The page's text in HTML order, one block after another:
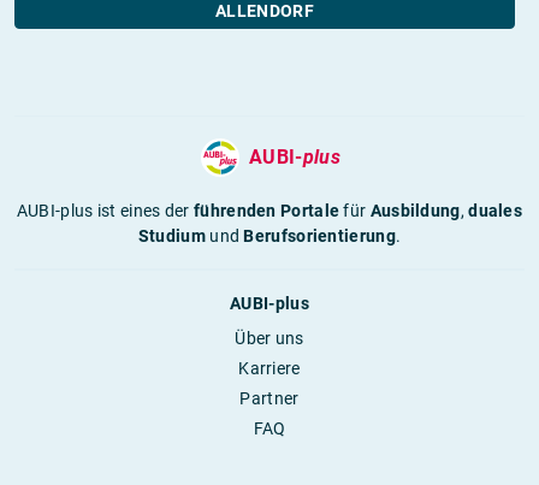
ALLENDORF
AUBI-plus
AUBI-plus ist eines derführenden Portalefür Ausbildung,duales
StudiumundBerufsorientierung.
AUBI-plus
Über uns
Karriere
Partner
FAQ